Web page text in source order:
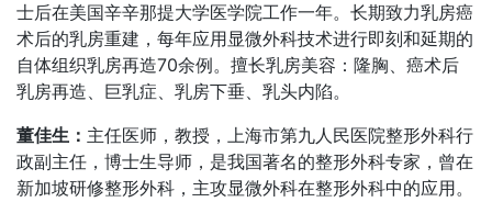
士后在美国辛辛那提大学医学院工作一年。长期致力乳房癌
术后的乳房重建，每年应用显微外科技术进行即刻和延期的
自体组织乳房再造70余例。擅长乳房美容：隆胸、癌术后
乳房再造、巨乳症、乳房下垂、乳头内陷。
董佳生： 主任医师，教授，上海市第九人民医院整形外科行
政副主任，博士生导师，是我国著名的整形外科专家，曾在
新加坡研修整形外科，主攻显微外科在整形外科中的应用。